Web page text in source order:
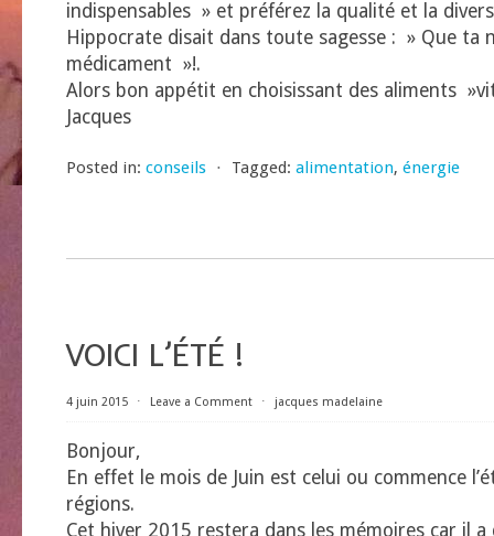
indispensables » et préférez la qualité et la
Hippocrate disait dans toute sagesse : » Que
médicament »!.
Alors bon appétit en choisissant des aliments
Jacques
Posted in: conseils ⋅ Tagged: alimentation, énergie
VOICI L’ÉTÉ !
4 juin 2015 ⋅ Leave a Comment ⋅ jacques madelaine
Bonjour,
En effet le mois de Juin est celui ou commence
régions.
Cet hiver 2015 restera dans les mémoires car il